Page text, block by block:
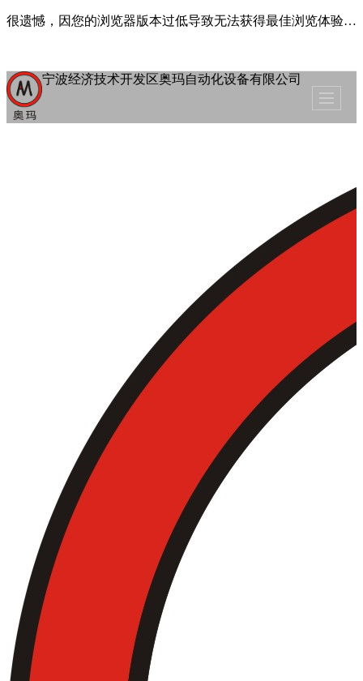
很遗憾，因您的浏览器版本过低导致无法获得最佳浏览体验，推荐下载安装谷歌浏览器！
宁波经济技术开发区奥玛自动化设备有限公司